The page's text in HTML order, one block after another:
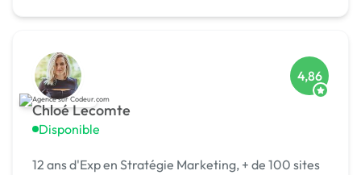
Chloé Lecomte
Disponible
4,86
12 ans d'Exp en Stratégie Marketing, + de 100 sites